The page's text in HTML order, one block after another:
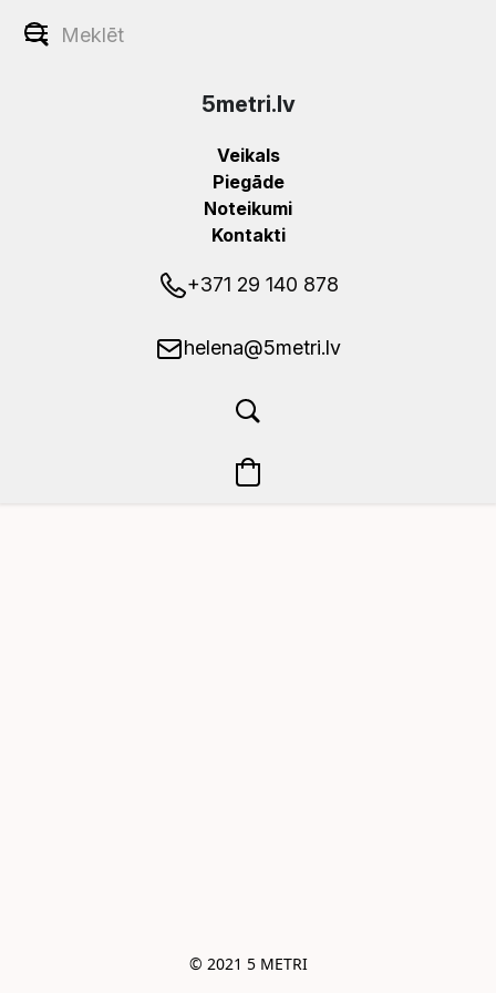
5metri.lv
Veikals
Piegāde
Noteikumi
Kontakti
+371 29 140 878
helena@5metri.lv
© 2021 5 METRI